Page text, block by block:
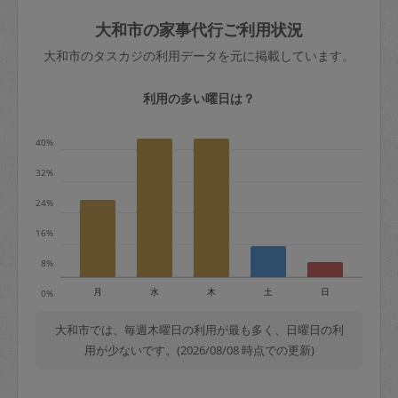
依頼者不在による当日キャンセル＝依頼
金額の100%＋交通費全額
※例：依頼日時／土曜日午前9時開始の場
＋交通費全額
依頼者不在による当日キャンセル＝依頼
金額の100%＋交通費全額
きた場合は損害保険の対象外となるので
ご注意ください。
玉、など
あわせてこちらも参照ください：初めて
はありますか？
大和市の家事代行ご利用状況
大和市のタスカジの利用データを元に掲載しています。
利用の多い曜日は？
0%
8%
16%
24%
32%
40%
月 水 木 土 日
大和市では、毎週木曜日の利用が最も多く、日曜日の利
用が少ないです。(2026/08/08 時点での更新)